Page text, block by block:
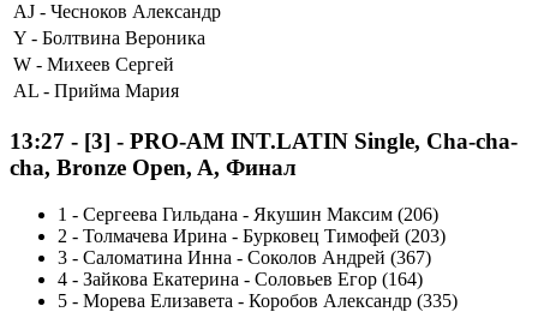
AJ - Чесноков Александр
Y - Болтвина Вероника
W - Михеев Сергей
AL - Прийма Мария
13:27 - [3] - PRO-AM INT.LATIN Single, Cha-cha-
cha, Bronze Open, A, Финал
1 - Сергеева Гильдана - Якушин Максим (206)
2 - Толмачева Ирина - Бурковец Тимофей (203)
3 - Саломатина Инна - Соколов Андрей (367)
4 - Зайкова Екатерина - Соловьев Егор (164)
5 - Морева Елизавета - Коробов Александр (335)